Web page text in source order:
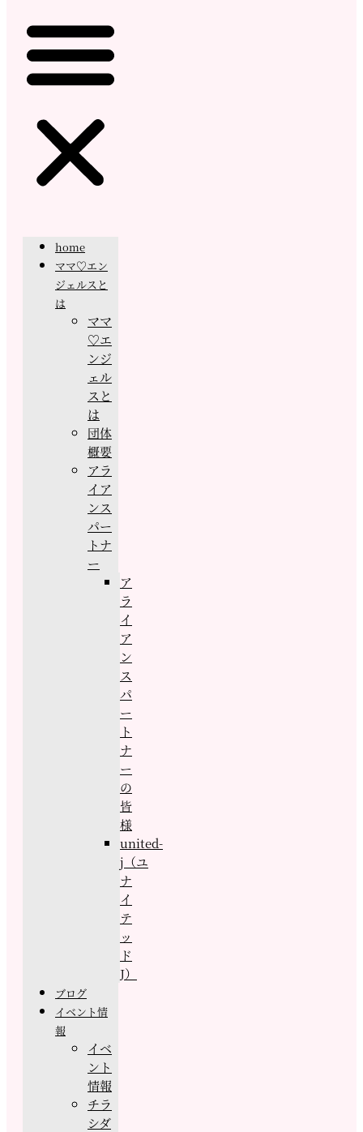
home
ママ♡エン
ジェルスと
は
ママ
♡エ
ンジ
ェル
スと
は
団体
概要
アラ
イア
ンス
パー
トナ
ー
ア
ラ
イ
ア
ン
ス
パ
ー
ト
ナ
ー
の
皆
様
united-
j（ユ
ナ
イ
テ
ッ
ド
J）
ブログ
イベント情
報
イベ
ント
情報
チラ
シダ